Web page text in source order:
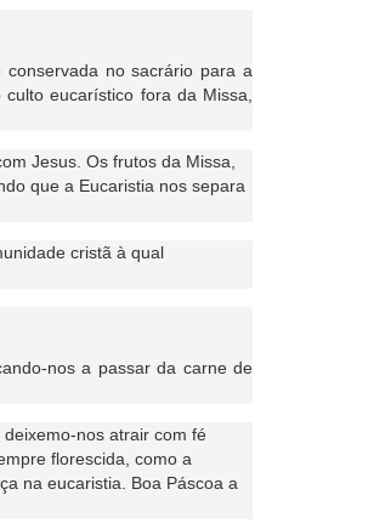
no sacrário para a
eucarístico fora da Missa,
Jesus. Os frutos da Missa,
que a Eucaristia nos separa
cristã à qual
nos a passar da carne de
nos atrair com fé
florescida, como a
na eucaristia. Boa Páscoa a